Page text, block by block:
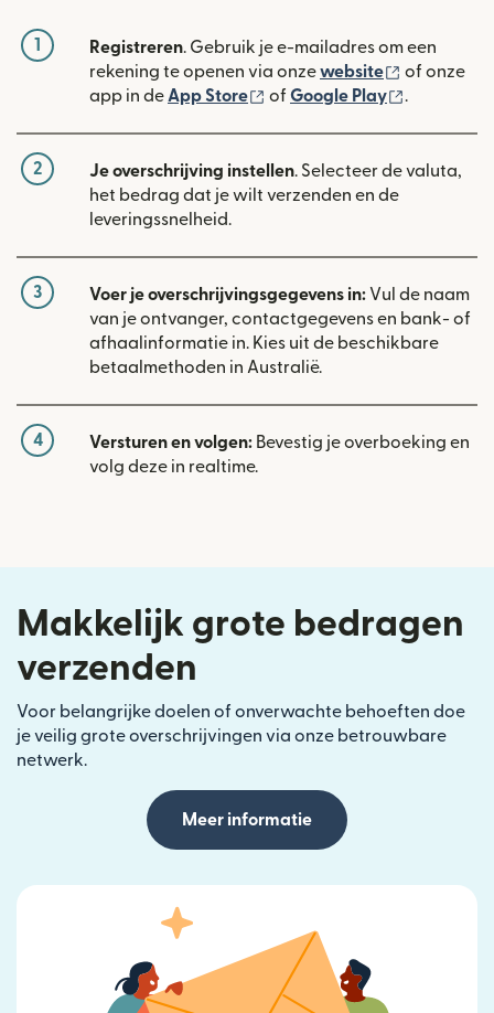
1 Registreren. Gebruik je e-mailadres om een
rekening te openen via onzewebsite (wordt
of onze
app in de App Store (wordt geopend in een
of Google Play .
2 Je overschrijving instellen. Selecteer de valuta,
het bedrag dat je wilt verzenden en de
leveringssnelheid.
3 Voer je overschrijvingsgegevens in: Vul de naam
van je ontvanger, contactgegevens en bank- of
afhaalinformatie in. Kies uit de beschikbare
betaalmethoden in Australië.
4 Versturen en volgen: Bevestig je overboeking en
volg deze in realtime.
Makkelijk grote bedragen
verzenden
Voor belangrijke doelen of onverwachte behoeften doe
je veilig grote overschrijvingen via onze betrouwbare
netwerk.
Meer informatie